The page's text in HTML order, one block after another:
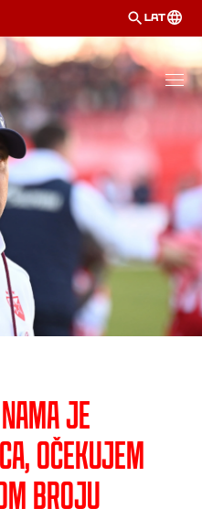
LAT
je
očekujem
broju